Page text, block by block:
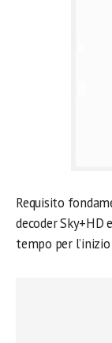
Requisito
decoder Sky+HD
tempo per